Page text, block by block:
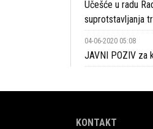
Učešće u radu
suprotstavljanja
04-06-2020 05:08
JAVNI POZIV za
KONTAKT